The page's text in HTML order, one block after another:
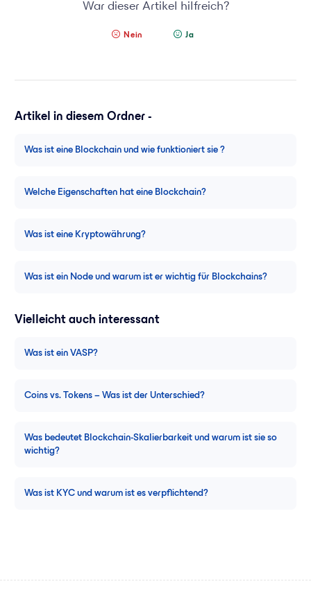
War dieser Artikel hilfreich?
Nein Ja
Artikel in diesem Ordner -
Was ist eine Blockchain und wie funktioniert sie ?
Welche Eigenschaften hat eine Blockchain?
Was ist eine Kryptowährung?
Was ist ein Node und warum ist er wichtig für Blockchains?
Vielleicht auch interessant
Was ist ein VASP?
Coins vs. Tokens – Was ist der Unterschied?
Was bedeutet Blockchain-Skalierbarkeit und warum ist sie so
wichtig?
Was ist KYC und warum ist es verpflichtend?